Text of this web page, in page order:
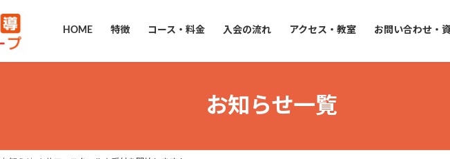
HOME 特徴 コース・料金 入会の流れ アクセス・教室 お問い合わせ・
お知らせ一覧